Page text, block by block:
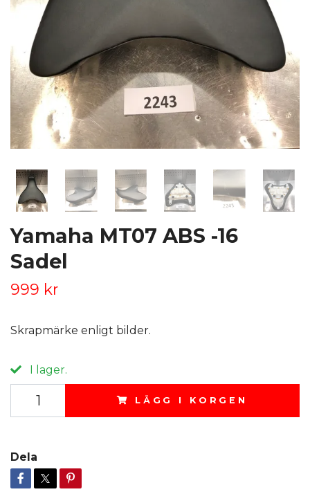
Yamaha MT07 ABS -16
Sadel
999 kr
Skrapmärke enligt bilder.
I lager.
LÄGG I KORGEN
Dela